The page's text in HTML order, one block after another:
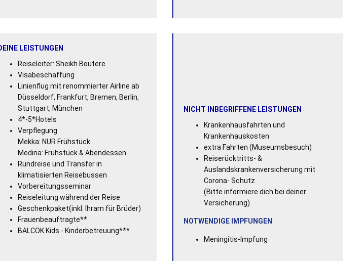
LEISTUNGEN
Reiseleiter: Sheikh Boutere
Visabeschaffung
Linienflug mit renommierter Airline ab
Düsseldorf, Frankfurt, Bremen, Berlin,
Stuttgart, München
4*-5*Hotels
Verpflegung
Mekka: NUR Frühstück
Medina: Frühstück & Abendessen
Rundreise und Transfer in
klimatisierten Reisebussen
Vorbereitungsseminar
Reiseleitung während der Reise
Geschenkpaket(inkl. Ihram für Brüder)
Frauenbeauftragte**
BALCOK Kids - Kinderbetreuung***
NICHT INBEGRIFFENE LEISTUNGEN
Krankenhausfahrten und
Krankenhauskosten
extra Fahrten (Museumsbesuch)
Reiserücktritts- &
Auslandskrankenversicherung mit
Corona- Schutz
(Bitte informiere dich bei deiner
Versicherung)
NOTWENDIGE IMPFUNGEN
Meningitis-Impfung